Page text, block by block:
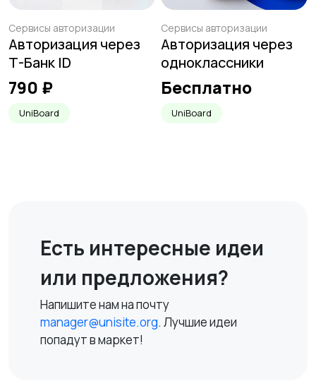
Сервисы авторизации
Авторизация через
Т-Банк ID
790 ₽
UniBoard
Сервисы авторизации
Авторизация через
одноклассники
Бесплатно
UniBoard
Есть интересные идеи
или предложения?
Напишите нам на почту
manager@unisite.org. Лучшие идеи
попадут в маркет!